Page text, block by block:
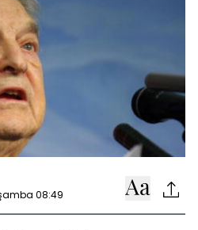
08:49